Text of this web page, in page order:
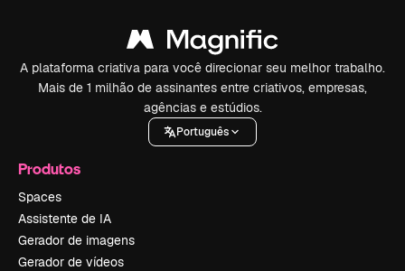
A plataforma criativa para você direcionar seu melhor trabalho.
Mais de 1 milhão de assinantes entre criativos, empresas,
agências e estúdios.
Português
Produtos
Spaces
Assistente de IA
Gerador de imagens
Gerador de vídeos